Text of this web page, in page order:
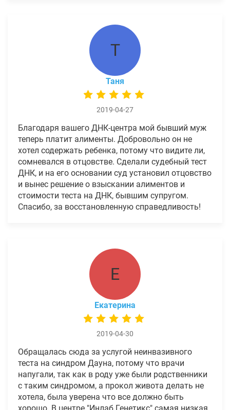
Т
Таня
2019-04-27
Благодаря вашего ДНК-центра мой бывший муж
теперь платит алименты. Добровольно он не
хотел содержать ребенка, потому что видите ли,
сомневался в отцовстве. Сделали судебный тест
ДНК, и на его основании суд установил отцовство
и вынес решение о взыскании алиментов и
стоимости теста на ДНК, бывшим супругом.
Спасибо, за восстановленную справедливость!
Е
Екатерина
2019-04-30
Обращалась сюда за услугой неинвазивного
теста на синдром Дауна, потому что врачи
напугали, так как в роду уже были родственники
с таким синдромом, а прокол живота делать не
хотела, была уверена что все должно быть
хорошо. В центре "Инлаб Генетикс" самая низкая